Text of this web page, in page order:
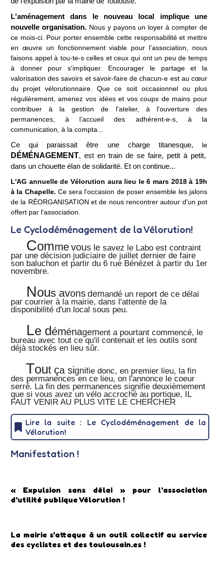
L'aménagement dans le nouveau local implique une
nouvelle organisation. Nous y payons un loyer à compter de
ce mois-ci. Pour porter ensemble cette responsabilité et mettre
en œuvre un fonctionnement viable pour l'association, nous
faisons appel à tou-te-s celles et ceux qui ont un peu de temps
à donner pour s'impliquer. Encourager le partage et la
valorisation des savoirs et savoir-faire de chacun-e est au cœur
du projet vélorutionnaire. Que ce soit occasionnel ou plus
régulièrement, amenez vos idées et vos coups de mains pour
contribuer à la gestion de l'atelier, à l'ouverture des
permanences, à l’accueil des adhérent-e-s, à la
communication, à la compta...
Ce qui paraissait être une charge titanesque, le
DÉMÉNAGEMENT, est en train de se faire, petit à petit,
dans un chouette élan de solidarité. Et on continue...
L'AG annuelle de Vélorution aura lieu le 6 mars 2018 à 19h
à la Chapelle. Ce sera l'occasion de poser ensemble les jalons
de la RÉORGANISATION et de nous rencontrer autour d'un pot
offert par l'association.
Le Cyclodéménagement de la Vélorution!
Commevous lesavez le Labo est contraint
par une décision judiciaire de juillet dernier de faire
son baluchon et partir du 6 rue Bénézet à partir du 1er
novembre.
Nous avons demandé un report de ce délai
par courrier à la mairie, dans l'attente de la
disponibilité d'un local sous peu.
Le déménagement a pourtant commencé, le
bureau avec tout ce qu'il contenait et les outils sont
déjà stockés en lieu sûr.
Tout ça signifie donc, en premier lieu, la fin
des permanences en ce lieu, on l'annonce le coeur
serré. La fin des permanences signifie deuxièmement
que si vous avez un vélo accroché au portique, IL
FAUT VENIR AU PLUS VITE LE CHERCHER
Lire la suite : Le Cyclodéménagement de la
Vélorution!
Manifestation !
« Expulsion sans délai » pour l'association
d'utilité publique Vélorution !
La mairie s'attaque à un outil collectif au service
des cyclistes et des toulousain.es !